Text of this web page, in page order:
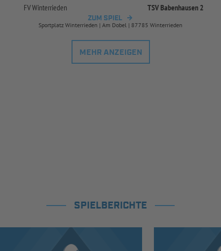
FV Winterrieden TSV Babenhausen 2
ZUM SPIEL
Sportplatz Winterrieden | Am Dobel | 87785 Winterrieden
MEHR ANZEIGEN
SPIELBERICHTE